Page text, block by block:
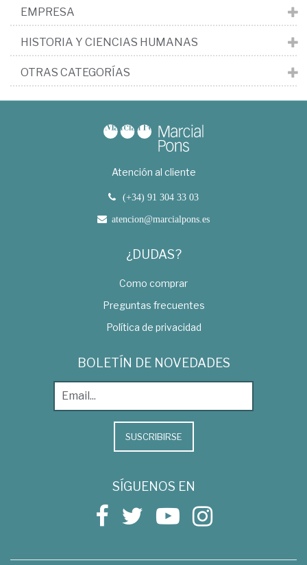
EMPRESA
HISTORIA Y CIENCIAS HUMANAS
OTRAS CATEGORÍAS
Atención al cliente
(+34) 91 304 33 03
atencion@marcialpons.es
¿DUDAS?
Como comprar
Preguntas frecuentes
Política de privacidad
BOLETÍN DE NOVEDADES
SUSCRIBIRSE
SÍGUENOS EN